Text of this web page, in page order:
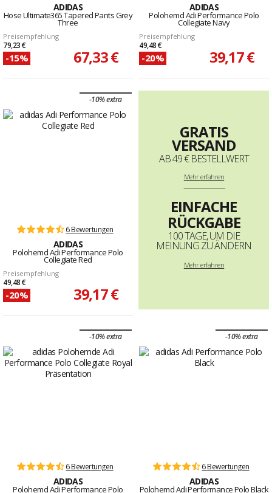
ADIDAS
Hose Ultimate365 Tapered Pants Grey
Three
Preisempfehlung
79,23 €
-15% 67,33 €
ADIDAS
Polohemd Adi Performance Polo
Collegiate Navy
Preisempfehlung
49,48 €
-20% 39,17 €
-10% extra
6 Bewertungen
ADIDAS
Polohemd Adi Performance Polo
Collegiate Red
Preisempfehlung
49,48 €
-20% 39,17 €
GRATIS
VERSAND
AB 49 € BESTELLWERT
Mehrerfahren
--------------------------------------------------------------------
EINFACHE
RÜCKGABE
100 TAGE, UM DIE
MEINUNG ZU ÄNDERN
Mehr erfahren
-10% extra
6 Bewertungen
ADIDAS
Polohemd Adi Performance Polo
-10% extra
6 Bewertungen
ADIDAS
Polohemd Adi Performance Polo Black